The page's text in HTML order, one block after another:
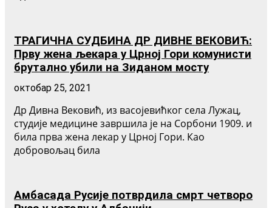
ТРАГИЧНА СУДБИНА ДР ДИВНЕ ВЕКОВИЋ:
Прву жена љекара у Црној Гори комунисти
брутално убили на Зиданом мосту
октобар 25, 2021
Др Дивна Вековић, из васојевићког села Лужац,
студије медицине завршила је на Сорбони 1909. и
била прва жена лекар у Црној Гори. Као
добровољац била
Амбасада Русије потврдила смрт четворо